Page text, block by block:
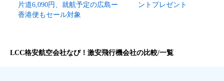
片道6,090円、就航予定の広島ー
香港便もセール対象
ントプレゼント
LCC格安航空会社なび！激安飛行機会社の比較/一覧